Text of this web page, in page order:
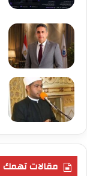
مقالات تهمك